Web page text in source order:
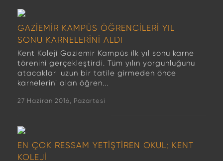
GAZİEMİR KAMPÜS ÖĞRENCİLERİ YIL
SONU KARNELERİNİ ALDI
Kent Koleji Gaziemir Kampüs ilk yıl sonu karne
törenini gerçekleştirdi. Tüm yılın yorgunluğunu
atacakları uzun bir tatile girmeden önce
karnelerini alan öğren...
27 Haziran 2016, Pazartesi
EN ÇOK RESSAM YETİŞTİREN OKUL; KENT
KOLEJİ